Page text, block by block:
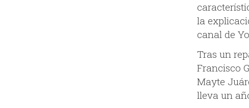
la
canal de
Tras un
Francisco
Mayte
lleva un